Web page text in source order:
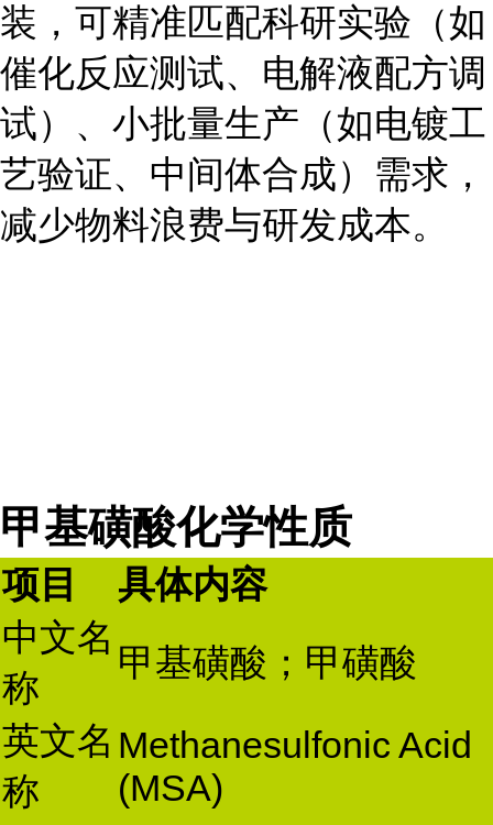
装，可精准匹配科研实验（如
催化反应测试、电解液配方调
试）、小批量生产（如电镀工
艺验证、中间体合成）需求，
减少物料浪费与研发成本。
甲基磺酸化学性质
项目
具体内容
中文名
称
甲基磺酸；甲磺酸
英文名
称
Methanesulfonic Acid
(MSA)